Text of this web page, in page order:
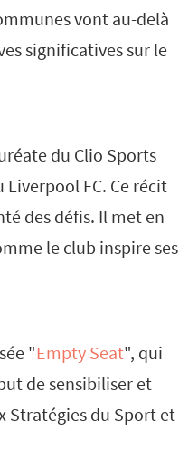
vont au-delà
significatives sur le
du Clio Sports
FC. Ce récit
des défis. Il met en
le club inspire ses
"Empty Seat", qui
de sensibiliser et
Stratégies du Sport et